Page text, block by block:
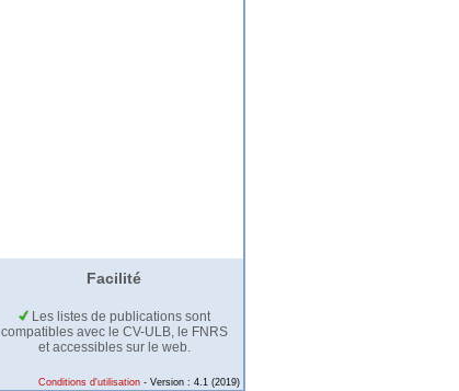
Facilité
Les listes de publications sont
compatibles avec le CV-ULB, le FNRS
et accessibles sur le web.
Conditions d'utilisation - Version : 4.1 (2019)